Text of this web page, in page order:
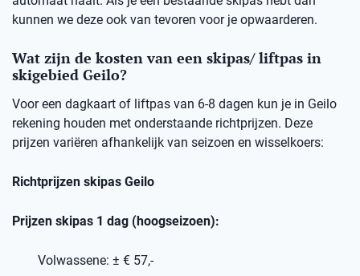
kunnen we deze ook van tevoren voor je opwaarderen.
Wat zijn de kosten van een skipas/ liftpas in
skigebied Geilo?
Voor een dagkaart of liftpas van 6-8 dagen kun je in Geilo
rekening houden met onderstaande richtprijzen. Deze
prijzen variëren afhankelijk van seizoen en wisselkoers:
Richtprijzen skipas Geilo
Prijzen skipas 1 dag (hoogseizoen):
Volwassene: ± € 57,-